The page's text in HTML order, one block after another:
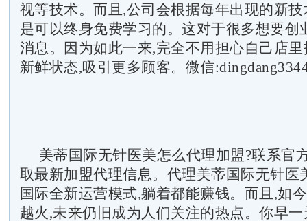
视等技术。而且,公司会根据每年出现的新
是可以终身免费学习的。这对于很多想要创
消息。因为如此一来,完全不用担心自己店
新鲜状态,吸引更多顾客。微信
美蒂国际无针医美怎么代理加盟?联系官
取最新加盟代理信息。代理美蒂国际无针医
国际全新运营模式,躺着都能赚钱。而且,如
越火,未来仍旧成为人们关注的热点。你早